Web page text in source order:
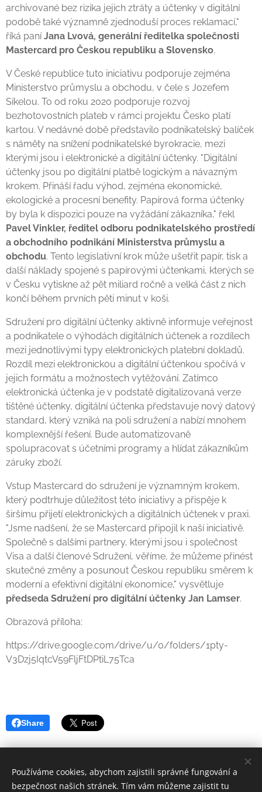
archivované bez rizika jejich ztráty a účtenky v digitální
podobě také významně zjednoduší proces reklamací,"
říká paníJana Lvová, generální ředitelka společnosti
Mastercard pro Českou republiku a Slovensko.
V České republice tuto iniciativu podporuje zejména
Ministerstvo průmyslu a obchodu, v čele s Jozefem
Síkelou. To od roku 2020 podporuje rozvoj
bezhotovostních plateb v rámci projektu Česko platí
kartou. V nedávné době představilo podnikatelský balíček
s náměty na snížení podnikatelské byrokracie, mezi
kterými jsou i elektronické a digitální účtenky. "Digitální
účtenky jsou po digitální platbě logickým a návazným
krokem. Přináší řadu výhod, zejména ekonomické,
ekologické a procesní benefity. Papírová forma účtenky
by byla k dispozici pouze na vyžádání zákazníka," řekl
Pavel Vinkler, ředitel odboru podnikatelského prostředí
a obchodního podnikání Ministerstva průmyslu a
obchodu. Tento legislativní krok může ušetřit papír, tisk a
další náklady spojené s papírovými účtenkami, kterých se
v Česku vytiskne až pět miliard ročně a velká část z nich
končí během prvních pěti minut v koši.
Sdružení pro digitální účtenky aktivně informuje veřejnost
a podnikatele o výhodách digitálních účtenek a rozdílech
mezi jednotlivými typy elektronických platební dokladů.
Rozdíl mezi elektronickou a digitální účtenkou spočívá v
jejich formátu a možnostech vytěžování. Zatímco
elektronická účtenka je v podstatě digitalizovaná verze
tištěné účtenky, digitální účtenka představuje nový datový
standard, který vzniká na poli sdružení a nabízí mnohem
komplexnější řešení. Bude automatizovaně
spolupracovat s účetními programy a hlídat zákazníkům
záruky zboží.
Vstup Mastercard do sdružení je významným krokem,
který podtrhuje důležitost této iniciativy a přispěje k
širšímu přijetí elektronických a digitálních účtenek v praxi.
"Jsme nadšení, že se Mastercard připojil k naší iniciativě.
Společně s dalšími partnery, kterými jsou i společnost
Visa a další členové Sdružení, věříme, že můžeme přinést
skutečné změny a posunout Českou republiku směrem k
moderní a efektivní digitální ekonomice," vysvětluje
předseda Sdružení pro digitální účtenky Jan Lamser.
Obrazová příloha:
https://drive.google.com/drive/u/0/folders/1pty-
V3Dzj5IqtcV59FljFtDPtiL75Tca
Share
Sdružení pro digitální účtenky z.s., asociace@isdu.cz
Používáme cookies, abychom zajistili správné fungování a
bezpečnost našich stránek. Tím vám můžeme zajistit tu